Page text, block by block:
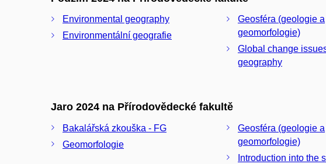
Environmental geography
Environmentální geografie
Geosféra (geologie a
geomorfologie)
Global change
geography
Jaro 2024 na Přírodovědecké fakultě
Bakalářská zkouška - FG
Geomorfologie
Geosféra (geologie a
geomorfologie)
Introduction into the